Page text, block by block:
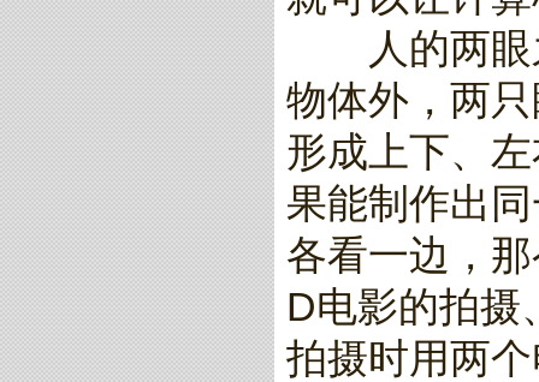
人的两眼之
物体外，两
形成上下、
果能制作出
各看一边，
D电影的拍摄
拍摄时用两